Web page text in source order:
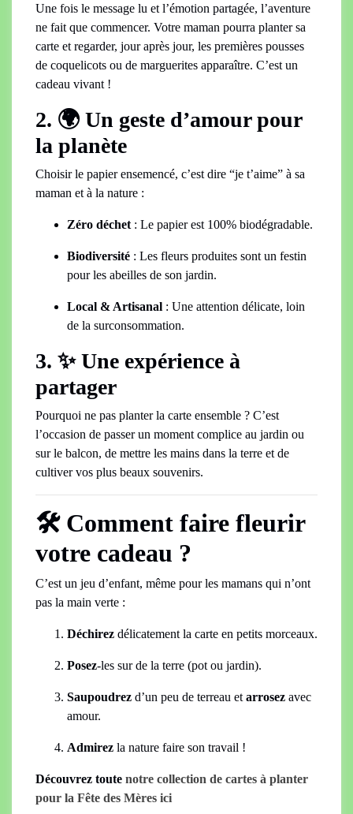
Une fois le message lu et l’émotion partagée, l’aventure
ne fait que commencer. Votre maman pourra planter sa
carte et regarder, jour après jour, les premières pousses
de coquelicots ou de marguerites apparaître. C’est un
cadeau vivant !
2. 🌍 Un geste d’amour pour
la planète
Choisir le papier ensemencé, c’est dire “je t’aime” à sa
maman et à la nature :
Zéro déchet : Le papier est 100% biodégradable.
Biodiversité : Les fleurs produites sont un festin
pour les abeilles de son jardin.
Local & Artisanal : Une attention délicate, loin
de la surconsommation.
3. ✨ Une expérience à
partager
Pourquoi ne pas planter la carte ensemble ? C’est
l’occasion de passer un moment complice au jardin ou
sur le balcon, de mettre les mains dans la terre et de
cultiver vos plus beaux souvenirs.
🛠 Comment faire fleurir
votre cadeau ?
C’est un jeu d’enfant, même pour les mamans qui n’ont
pas la main verte :
Déchirez délicatement la carte en petits morceaux.
Posez-les sur de la terre (pot ou jardin).
Saupoudrez d’un peu de terreau et arrosez avec
amour.
Admirez la nature faire son travail !
Découvrez toute notre collection de cartes à planter
pour la Fête des Mères ici